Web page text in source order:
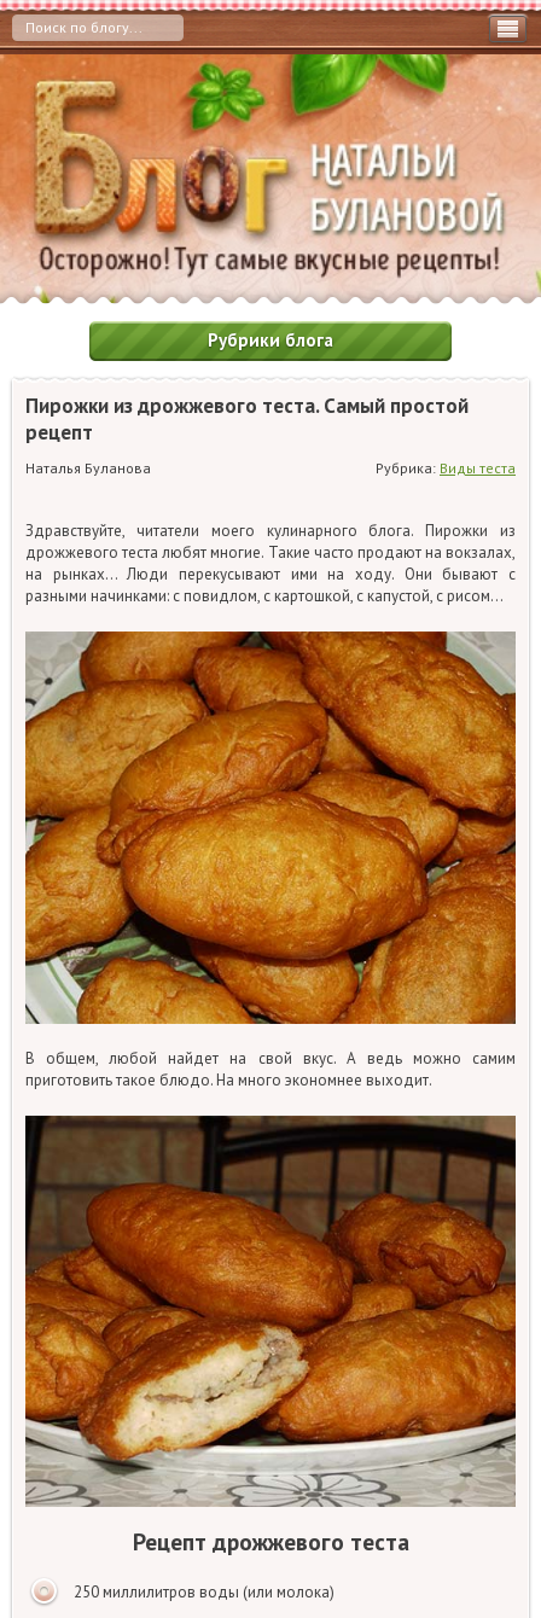
Рубрики блога
Пирожки из дрожжевого теста. Самый простой
рецепт
Наталья Буланова Рубрика: Виды теста
Здравствуйте, читатели моего кулинарного блога. Пирожки из
дрожжевого теста любят многие. Такие часто продают на вокзалах,
на рынках… Люди перекусывают ими на ходу. Они бывают с
разными начинками: с повидлом, с картошкой, с капустой, с рисом…
В общем, любой найдет на свой вкус. А ведь можно самим
приготовить такое блюдо. На много экономнее выходит.
Рецепт дрожжевого теста
250 миллилитров воды (или молока)